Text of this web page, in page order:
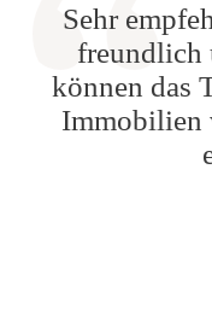
Sehr
freundlich
können das
Immobilien